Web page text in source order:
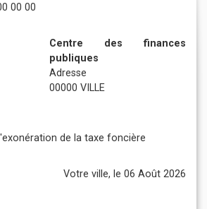
00 00
Centre des finances
publiques
Adresse
00000 VILLE
de la taxe foncière
Votre ville, le 06 Août 2026